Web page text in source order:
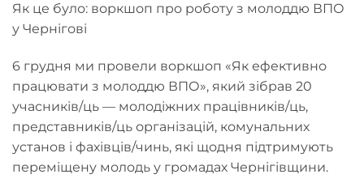
Як це було: воркшоп про роботу з молоддю ВПО
у Чернігові
6 грудня ми провели воркшоп «Як ефективно
працювати з молоддю ВПО», який зібрав 20
учасників/ць — молодіжних працівників/ць,
представників/ць організацій, комунальних
установ і фахівців/чинь, які щодня підтримують
переміщену молодь у громадах Чернігівщини.